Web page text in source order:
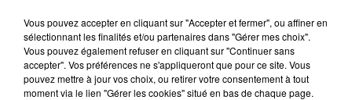
Vous pouvez accepter en cliquant sur "Accepter et fermer", ou affiner en
sélectionnant les finalités et/ou partenaires dans "Gérer mes choix".
Vous pouvez également refuser en cliquant sur "Continuer sans
accepter". Vos préférences ne s'appliqueront que pour ce site. Vous
pouvez mettre à jour vos choix, ou retirer votre consentement à tout
moment via le lien "Gérer les cookies" situé en bas de chaque page.